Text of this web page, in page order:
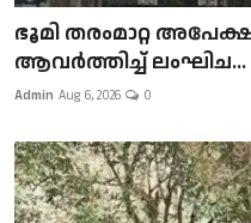
ഭൂമി തരംമാറ്റ
ആവർത്തിച്ച് ലംഘിച...
Admin Aug 6, 2026 0